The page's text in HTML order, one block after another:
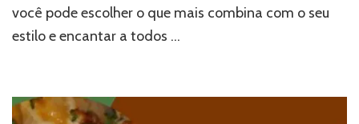
você pode escolher o que mais combina com o seu
estilo e encantar a todos …